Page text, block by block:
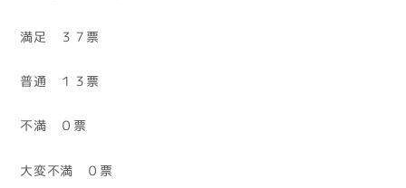
満足 ３７票
普通 １３票
不満 ０票
大変不満 ０票